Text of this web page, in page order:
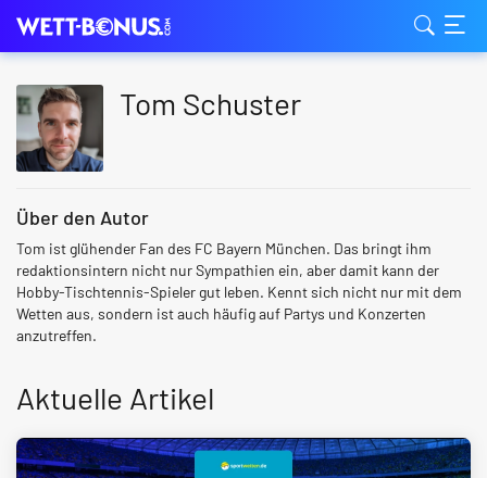
Tom Schuster
Über den Autor
Tom ist glühender Fan des FC Bayern München. Das bringt ihm
redaktionsintern nicht nur Sympathien ein, aber damit kann der
Hobby-Tischtennis-Spieler gut leben. Kennt sich nicht nur mit dem
Wetten aus, sondern ist auch häufig auf Partys und Konzerten
anzutreffen.
Aktuelle Artikel